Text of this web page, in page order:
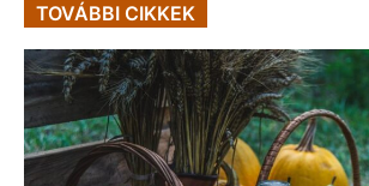
TOVÁBBI CIKKEK